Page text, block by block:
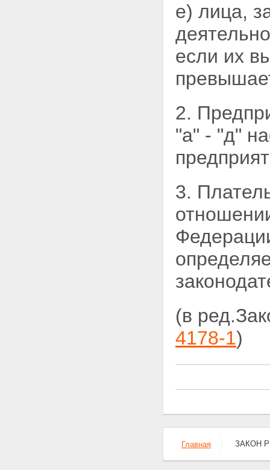
е) лица,
если их
2.
"а" - "д"
3.
(в
4178-1)
Главная ЗАКОН